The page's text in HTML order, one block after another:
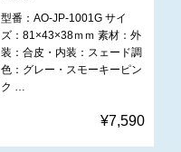
型番：AO-JP-1001G サイ
ズ：81×43×38ｍｍ 素材：外
装：合皮・内装：スェード調
色：グレー・スモーキーピン
ク …
¥7,590